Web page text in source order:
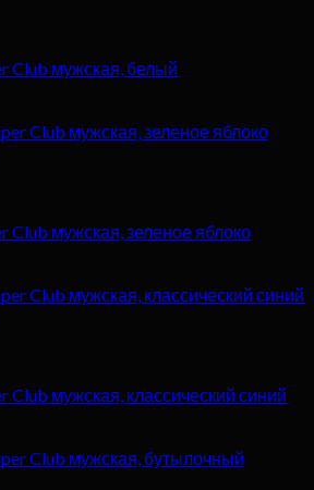
Club мужская, белый
Club мужская, зеленое яблоко
Club мужская, классический синий